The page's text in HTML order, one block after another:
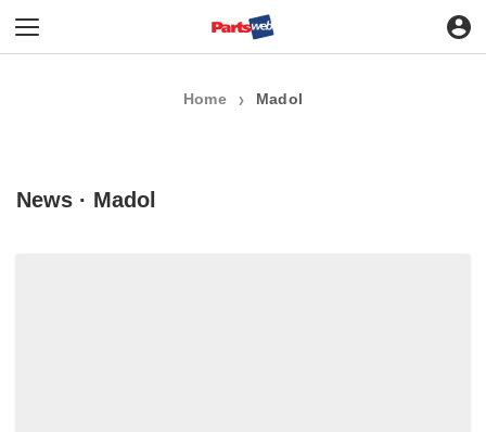
Home ❯ Madol
News · Madol